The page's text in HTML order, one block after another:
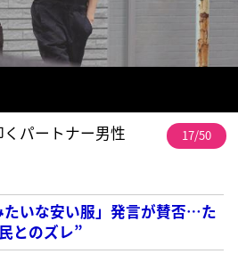
パートナー男性 17/50
いな安い服」発言が賛否…た
とのズレ”